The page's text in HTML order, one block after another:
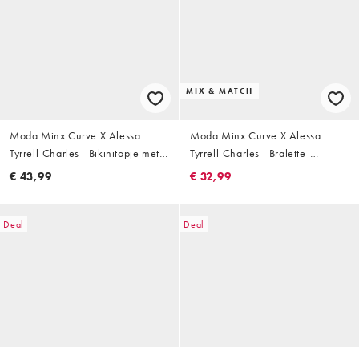
Moda Minx Curve X Alessa
Tyrrell-Charles - Bikinitopje met
brede bandjes en ringdetail in
€ 43,99
MIX & MATCH
Moda Minx Curve X Alessa
Tyrrell-Charles - Bralette-
bikinitopje met zeester in
€ 32,99
Deal Deal